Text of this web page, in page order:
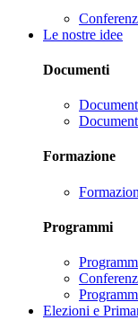
Le nostre idee
Documenti
Formazione
Programmi
Elezioni e